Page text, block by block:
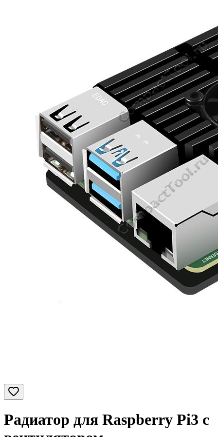
Радиатор для Raspberry Pi3 с